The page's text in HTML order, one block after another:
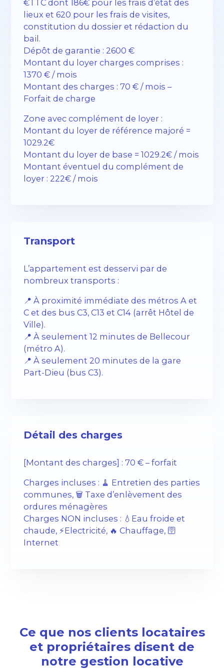
€TTC dont 186€ pour les frais d’état des
lieux et 620 pour les frais de visites,
constitution du dossier et rédaction du
bail.
Dépôt de garantie : 2600 €
Montant du loyer charges comprises :
1370 € / mois
Montant des charges : 70 € / mois –
Forfait de charge
Zone avec complément de loyer :
Montant du loyer de référence majoré =
1029.2€
Montant du loyer de base = 1029.2€ / mois
Montant éventuel du complément de
loyer : 222€ / mois
Transport
L’appartement est desservi par de
nombreux transports :
📍 À proximité immédiate des métros A et
C et des bus C3, C13 et C14 (arrêt Hôtel de
Ville).
📍 À seulement 12 minutes de Bellecour
(métro A).
📍 À seulement 20 minutes de la gare
Part-Dieu (bus C3).
Détail des charges
[Montant des charges] : 70 € – forfait
Charges incluses : 🧹 Entretien des parties
communes, 🗑️ Taxe d’enlèvement des
ordures ménagères
Charges NON incluses : 💧Eau froide et
chaude, ⚡️Electricité, 🔥 Chauffage, 🛜
Internet
Ce que nos clients locataires
et propriétaires disent de
notre gestion locative